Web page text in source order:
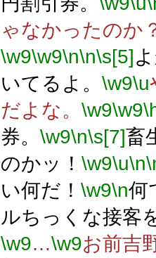
ゃなかったのか
\w9\w9\n\n\s[5]
いてるよ。 \w9\u
だよな。 \w9\w9
券。 \w9\n\s[7]畜
のかッ！ \w9\u\n
い何だ！ \w9\n何
ルちっくな接客
\w9…\w9お前吉